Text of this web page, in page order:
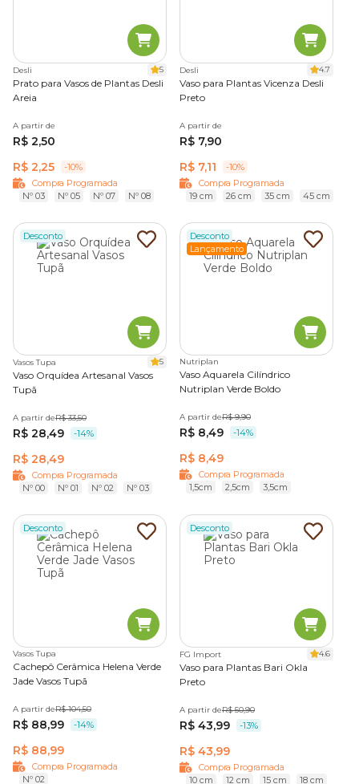
Desli 5
Prato para Vasos de Plantas Desli
Areia
A partir de
R$ 2,50
R$ 2,25
-10%
Compra Programada
Nº 03
Nº 05 Nº 07 Nº 08
Desli 4.7
Vaso para Plantas Vicenza Desli
Preto
A partir de
R$ 7,90
R$ 7,11
-10%
Compra Programada
19 cm
26 cm 35 cm 45 cm
Desconto
Vasos Tupa 5
Vaso Orquídea Artesanal Vasos
Tupã
A partir deR$ 33,50
R$ 28,49 -14%
R$ 28,49
Compra Programada
Nº 00
Nº 01 Nº 02 Nº 03
Desconto
Lançamento
Nutriplan
Vaso Aquarela Cilíndrico
Nutriplan Verde Boldo
A partir deR$ 9,90
R$ 8,49 -14%
R$ 8,49
Compra Programada
1,5cm
2,5cm 3,5cm
Desconto
Vasos Tupa
Cachepô Cerâmica Helena Verde
Jade Vasos Tupã
A partir deR$ 104,50
R$ 88,99 -14%
R$ 88,99
Compra Programada
Nº 02
Desconto
FG Import 4.6
Vaso para Plantas Bari Okla
Preto
A partir deR$ 50,90
R$ 43,99 -13%
R$ 43,99
Compra Programada
10 cm
12 cm 15 cm
18 cm